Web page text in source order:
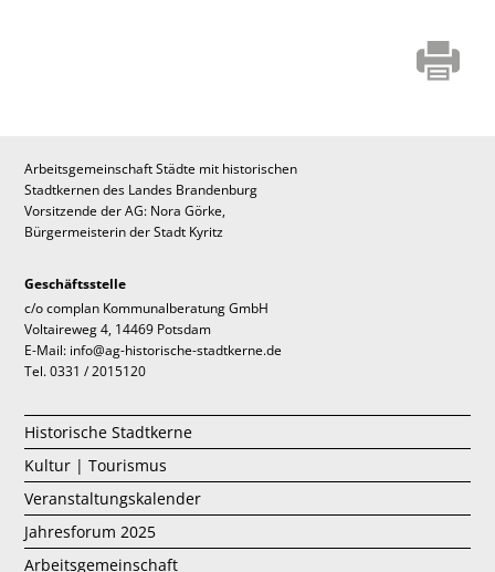
Arbeitsgemeinschaft Städte mit historischen
Stadtkernen des Landes Brandenburg
Vorsitzende der AG: Nora Görke,
Bürgermeisterin der Stadt Kyritz
Geschäftsstelle
c/o complan Kommunalberatung GmbH
Voltaireweg 4, 14469 Potsdam
E-Mail: info@ag-historische-stadtkerne.de
Tel. 0331 / 2015120
Historische Stadtkerne
Kultur | Tourismus
Veranstaltungskalender
Jahresforum 2025
Arbeitsgemeinschaft